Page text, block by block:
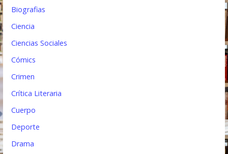
Biografias
Ciencia
Ciencias Sociales
Cómics
Crimen
Crítica Literaria
Cuerpo
Deporte
Drama